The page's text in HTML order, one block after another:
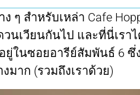
สำหรับเหล่า Cafe
นเวียนกันไป และที่นี่เรา
ยู่ในซอยอารีย์สัมพันธ์ 6 ซึ่
มาก (รวมถึงเราด้วย)